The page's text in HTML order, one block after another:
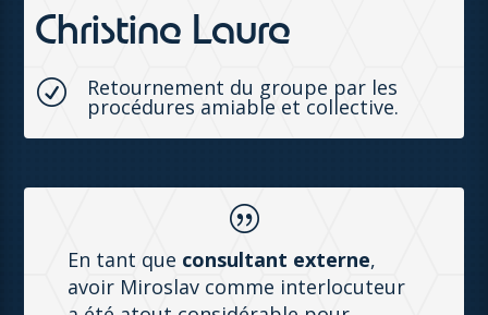
Christine Laure
R Retournement du groupe par les
procédures amiable et collective.
|
En tant que consultant externe,
avoir Miroslav comme interlocuteur